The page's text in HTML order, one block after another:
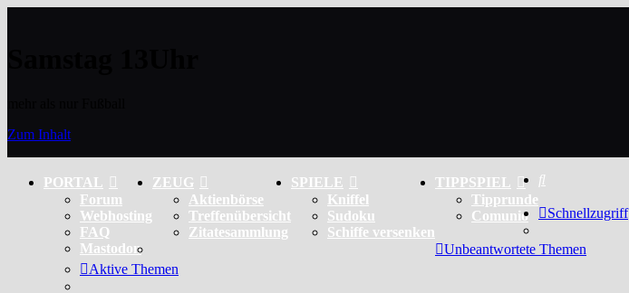
Zum Inhalt
PORTAL
Forum
Webhosting
FAQ
Mastodon
ZEUG
Aktienbörse
Treffenübersicht
Zitatesammlung
SPIELE
Kniffel
Sudoku
Schiffe versenken
TIPPSPIEL
Tipprunde
Comunio
Schnellzugriff
Unbeantwortete Themen
Aktive Themen